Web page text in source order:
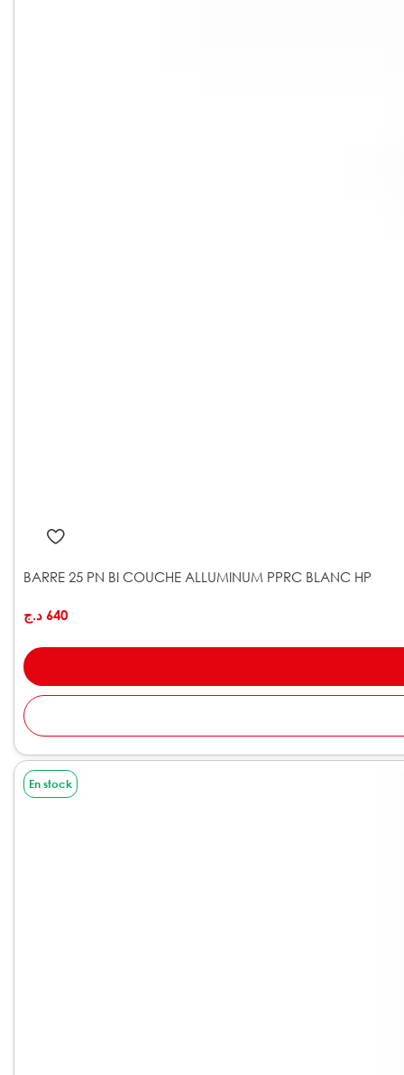
BARRE 25 PN BI COUCHE ALLUMINUM PPRC BLANC HP
640 د.ج
En stock